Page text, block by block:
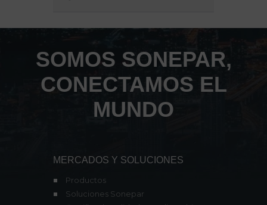
SOMOS SONEPAR,
CONECTAMOS EL
MUNDO
MERCADOS Y SOLUCIONES
Productos
Soluciones Sonepar